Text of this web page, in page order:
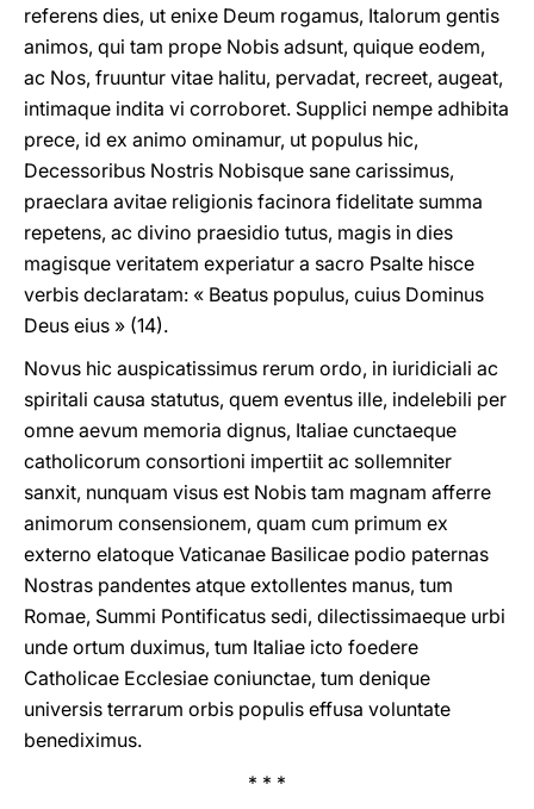
referens dies, ut enixe Deum rogamus, Italorum gentis
animos, qui tam prope Nobis adsunt, quique eodem,
ac Nos, fruuntur vitae halitu, pervadat, recreet, augeat,
intimaque indita vi corroboret. Supplici nempe adhibita
prece, id ex animo ominamur, ut populus hic,
Decessoribus Nostris Nobisque sane carissimus,
praeclara avitae religionis facinora fidelitate summa
repetens, ac divino praesidio tutus, magis in dies
magisque veritatem experiatur a sacro Psalte hisce
verbis declaratam: « Beatus populus, cuius Dominus
Deus eius » (14).
Novus hic auspicatissimus rerum ordo, in iuridiciali ac
spiritali causa statutus, quem eventus ille, indelebili per
omne aevum memoria dignus, Italiae cunctaeque
catholicorum consortioni impertiit ac sollemniter
sanxit, nunquam visus est Nobis tam magnam afferre
animorum consensionem, quam cum primum ex
externo elatoque Vaticanae Basilicae podio paternas
Nostras pandentes atque extollentes manus, tum
Romae, Summi Pontificatus sedi, dilectissimaeque urbi
unde ortum duximus, tum Italiae icto foedere
Catholicae Ecclesiae coniunctae, tum denique
universis terrarum orbis populis effusa voluntate
benediximus.
* * *